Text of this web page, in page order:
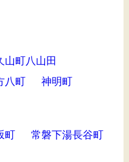
山町八山田
八町 神明町
町
常磐下湯長谷町